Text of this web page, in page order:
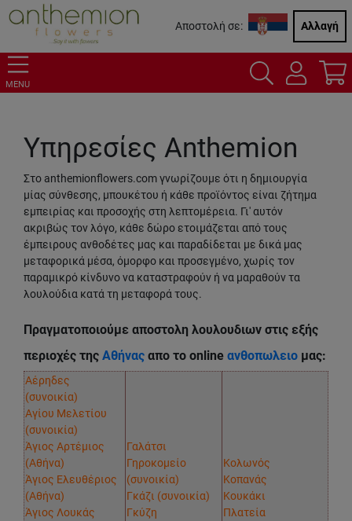
Αποστολή σε: Αλλαγή
MENU
Υπηρεσίες Anthemion
Στο anthemionflowers.com γνωρίζουμε ότι η δημιουργία
μίας σύνθεσης, μπουκέτου ή κάθε προϊόντος είναι ζήτημα
εμπειρίας και προσοχής στη λεπτομέρεια. Γι' αυτόν
ακριβώς τον λόγο, κάθε δώρο ετοιμάζεται από τους
έμπειρους ανθοδέτες μας και παραδίδεται με δικά μας
μεταφορικά μέσα, όμορφο και προσεγμένο, χωρίς τον
παραμικρό κίνδυνο να καταστραφούν ή να μαραθούν τα
λουλούδια κατά τη μεταφορά τους.
Πραγματοποιούμε αποστολη λουλουδιων στις εξής
περιοχές της Αθήνας απο το online ανθοπωλειο μας:
Αέρηδες
(συνοικία)
Αγίου Μελετίου
(συνοικία)
Άγιος Αρτέμιος
(Αθήνα)
Άγιος Ελευθέριος
(Αθήνα)
Άγιος Λουκάς
Γαλάτσι
Γηροκομείο
(συνοικία)
Γκάζι (συνοικία)
Γκύζη
Κολωνός
Κοπανάς
Κουκάκι
Πλατεία